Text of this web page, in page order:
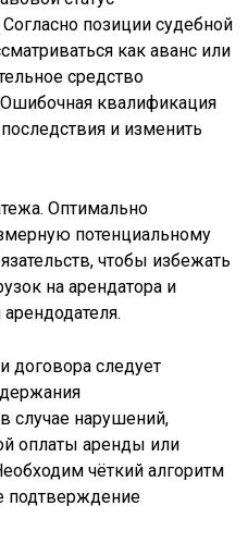
позиции судебной
как аванс или
средство
Ошибочная квалификация
и изменить
Оптимально
потенциальному
чтобы избежать
на арендатора и
договора следует
случае нарушений,
оплаты аренды или
чёткий алгоритм
подтверждение